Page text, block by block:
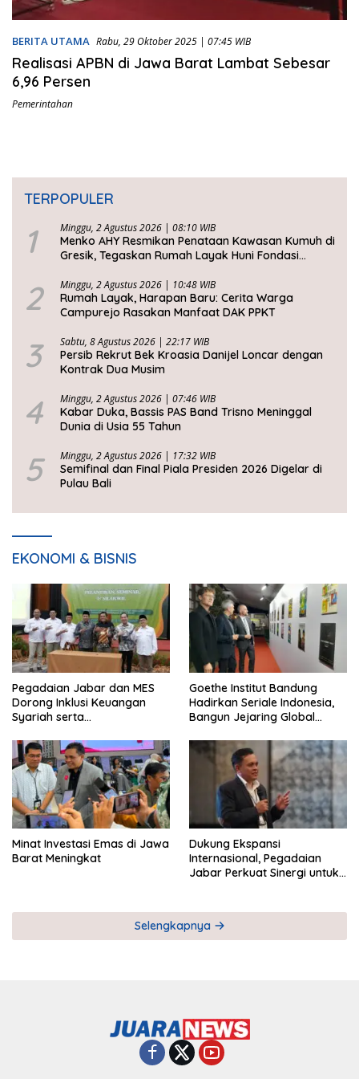
BERITA UTAMA Rabu, 29 Oktober 2025 | 07:45 WIB
Realisasi APBN di Jawa Barat Lambat Sebesar
6,96 Persen
Pemerintahan
TERPOPULER
1 Minggu, 2 Agustus 2026 | 08:10 WIB
Menko AHY Resmikan Penataan Kawasan Kumuh di
Gresik, Tegaskan Rumah Layak Huni Fondasi
2 Minggu, 2 Agustus 2026 | 10:48 WIB
Rumah Layak, Harapan Baru: Cerita Warga
Campurejo Rasakan Manfaat DAK PPKT
3 Sabtu, 8 Agustus 2026 | 22:17 WIB
Persib Rekrut Bek Kroasia Danijel Loncar dengan
Kontrak Dua Musim
4 Minggu, 2 Agustus 2026 | 07:46 WIB
Kabar Duka, Bassis PAS Band Trisno Meninggal
Dunia di Usia 55 Tahun
5 Minggu, 2 Agustus 2026 | 17:32 WIB
Semifinal dan Final Piala Presiden 2026 Digelar di
Pulau Bali
EKONOMI & BISNIS
Pegadaian Jabar dan MES
Dorong Inklusi Keuangan
Syariah serta
Goethe Institut Bandung
Hadirkan Seriale Indonesia,
Bangun Jejaring Global
Minat Investasi Emas di Jawa
Barat Meningkat
Dukung Ekspansi
Internasional, Pegadaian
Jabar Perkuat Sinergi untuk
Selengkapnya